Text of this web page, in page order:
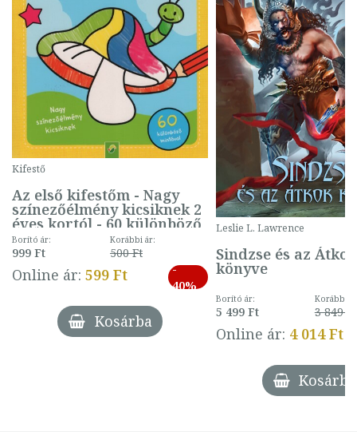
Kifestő
Az első kifestőm - Nagy
színezőélmény kicsiknek 2
éves kortól - 60 különböző
mintával (gombás)
Borító ár:
999 Ft
Korábbi ár:
500 Ft
Online ár: 599 Ft
-
40%
Kosárba
Leslie L. Lawrence
Sindzse és az Átkok
könyve
Borító ár:
5 499 Ft
Korábbi
3 849 Ft
Online ár: 4 014 Ft
Kosárba